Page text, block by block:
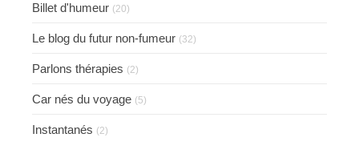
Billet d'humeur (20)
Le blog du futur non-fumeur (32)
Parlons thérapies (2)
Car nés du voyage (5)
Instantanés (2)